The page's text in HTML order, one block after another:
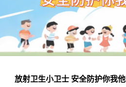
放射卫生小卫士 安全防护你我他